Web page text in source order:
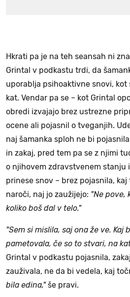
Hkrati pa je na teh seansah ni
Grintal v podkastu trdi, da
uporablja psihoaktivne snovi, kot
kat. Vendar pa se – kot Grintal
obredi izvajajo brez ustrezne
ocene ali pojasnil o tveganjih.
naj šamanka sploh ne bi
in zakaj, pred tem pa se z njimi
o njihovem zdravstvenem stanju
prinese snov – brez pojasnila,
naroči, naj jo zaužijejo: "Ne pove,
koliko boš dal v telo."
"Sem si mislila, saj ona že ve. Kaj
pametovala, če so to stvari, na
Grintal v podkastu pojasnila,
zauživala, ne da bi vedela, kaj
bila edina,"še pravi.